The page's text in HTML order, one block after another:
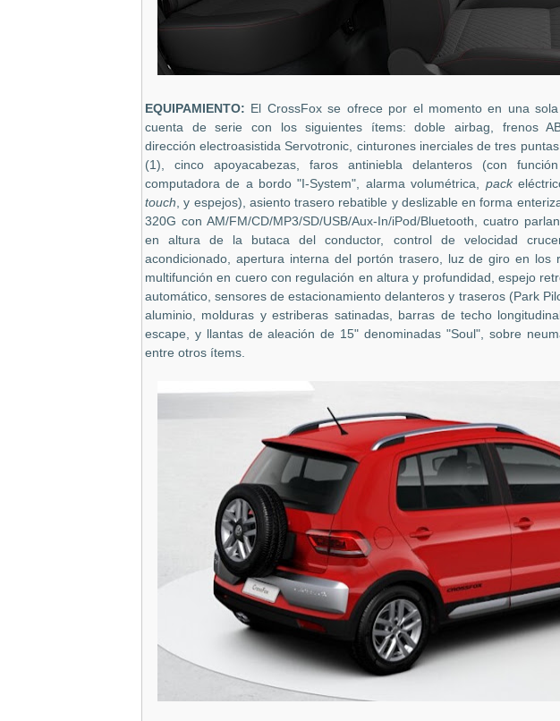
EQUIPAMIENTO: El CrossFox se ofrece por el momento en una
cuenta de serie con los siguientes ítems: doble airbag, frenos
dirección electroasistida Servotronic, cinturones inerciales de tres
(1), cinco apoyacabezas, faros antiniebla delanteros (con
computadora de a bordo "I-System", alarma volumétrica, pack
touch , y espejos), asiento trasero rebatible y deslizable en forma
320G con AM/FM/CD/MP3/SD/USB/Aux-In/iPod/Bluetooth, cuatro
en altura de la butaca del conductor, control de velocidad
acondicionado, apertura interna del portón trasero, luz de giro en los
multifunción en cuero con regulación en altura y profundidad, espejo
automático, sensores de estacionamiento delanteros y traseros (Park
aluminio, molduras y estriberas satinadas, barras de techo
escape, y llantas de aleación de 15" denominadas "Soul", sobre
entre otros ítems.